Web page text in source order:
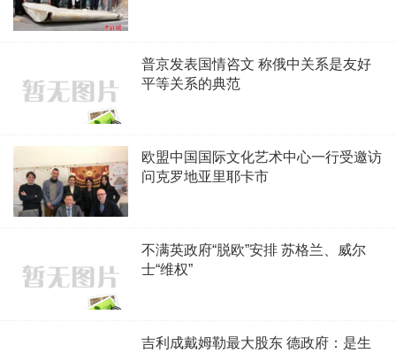
普京发表国情咨文 称俄中关系是友好
平等关系的典范
欧盟中国国际文化艺术中心一行受邀访
问克罗地亚里耶卡市
不满英政府“脱欧”安排 苏格兰、威尔
士“维权”
吉利成戴姆勒最大股东 德政府：是生